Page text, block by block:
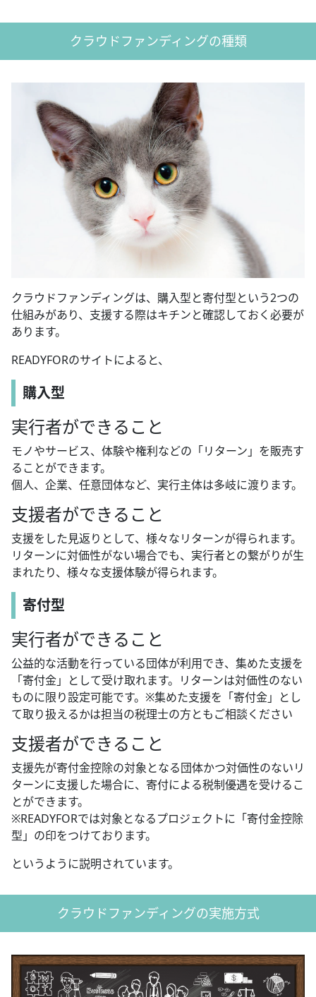
クラウドファンディングの種類
クラウドファンディングは、購入型と寄付型という2つの
仕組みがあり、支援する際はキチンと確認しておく必要が
あります。
READYFORのサイトによると、
購入型
実行者ができること
モノやサービス、体験や権利などの「リターン」を販売す
ることができます。
個人、企業、任意団体など、実行主体は多岐に渡ります。
支援者ができること
支援をした見返りとして、様々なリターンが得られます。
リターンに対価性がない場合でも、実行者との繋がりが生
まれたり、様々な支援体験が得られます。
寄付型
実行者ができること
公益的な活動を行っている団体が利用でき、集めた支援を
「寄付金」として受け取れます。リターンは対価性のない
ものに限り設定可能です。※集めた支援を「寄付金」とし
て取り扱えるかは担当の税理士の方ともご相談ください
支援者ができること
支援先が寄付金控除の対象となる団体かつ対価性のないリ
ターンに支援した場合に、寄付による税制優遇を受けるこ
とができます。
※READYFORでは対象となるプロジェクトに「寄付金控除
型」の印をつけております。
というように説明されています。
クラウドファンディングの実施方式